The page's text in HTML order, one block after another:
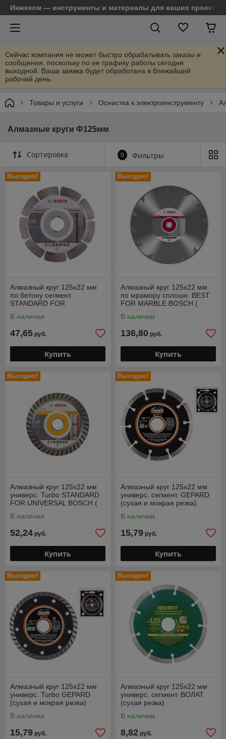
Инжеком — инструменты и материалы для ваших проектов
Сейчас компания не может быстро обрабатывать заказы и
сообщения, поскольку по ее графику работы сегодня
выходной. Ваша заявка будет обработана в ближайший
рабочий день.
Товары и услуги Оснастка к электроинструменту
Алмазные круги Ф125мм
Сортировка 0 Фильтры
Выгодно!
Алмазный круг 125х22 мм
по бетону сегмент.
STANDARD FOR
резка)
В наличии
47,65 руб.
Купить
Выгодно!
Алмазный круг 125х22 мм
по мрамору сплошн. BEST
FOR MARBLE BOSCH (
В наличии
136,80 руб.
Купить
Выгодно!
Алмазный круг 125х22 мм
универс. Turbo STANDARD
FOR UNIVERSAL BOSCH (
В наличии
52,24 руб.
Купить
Выгодно!
Алмазный круг 125х22 мм
универс. сегмент. GEPARD
(сухая и мокрая резка)
В наличии
15,79 руб.
Купить
Выгодно!
Алмазный круг 125х22 мм
универс. Turbo GEPARD
(сухая и мокрая резка)
В наличии
15,79 руб.
Выгодно!
Алмазный круг 125х22 мм
универс. сегмент. ВОЛАТ
(сухая резка)
В наличии
8,82 руб.